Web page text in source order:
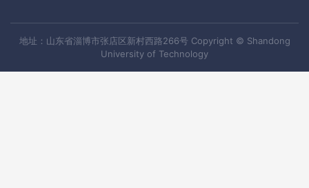
地址：山东省淄博市张店区新村西路266号 Copyright © Shandong
University of Technology